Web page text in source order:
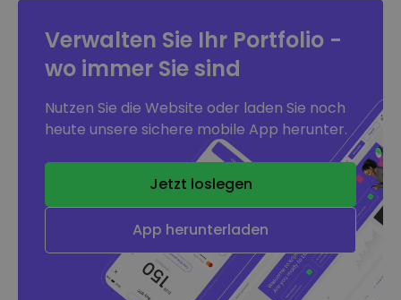
Verwalten Sie Ihr Portfolio -
wo immer Sie sind
Nutzen Sie die Website oder laden Sie noch
heute unsere sichere mobile App herunter.
Jetzt loslegen
App herunterladen